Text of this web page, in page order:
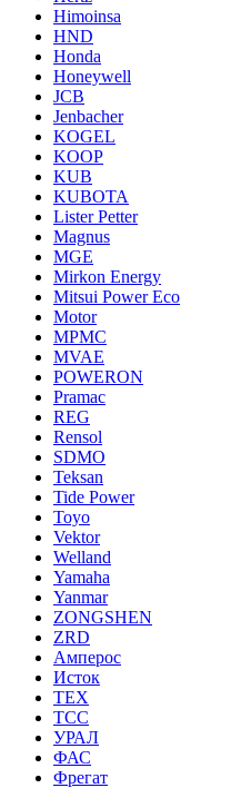
Himoinsa
HND
Honda
Honeywell
JCB
Jenbacher
KOGEL
KOOP
KUB
KUBOTA
Lister Petter
Magnus
MGE
Mirkon Energy
Mitsui Power Eco
Motor
MPMC
MVAE
POWERON
Pramac
REG
Rensol
SDMO
Teksan
Tide Power
Toyo
Vektor
Welland
Yamaha
Yanmar
ZONGSHEN
ZRD
Амперос
Исток
ТЕХ
ТСС
УРАЛ
ФАС
Фрегат